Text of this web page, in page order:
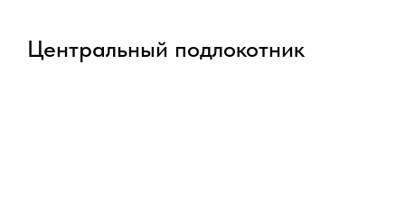
Центральный подлокотник